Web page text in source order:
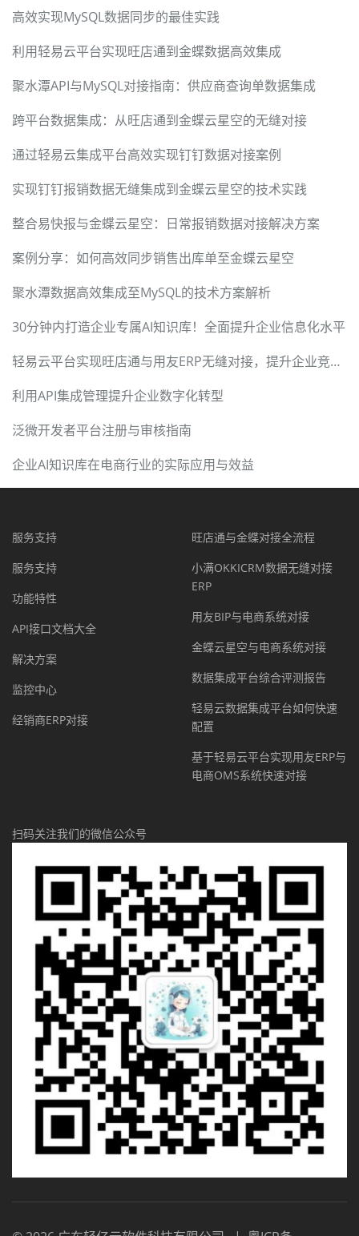
高效实现MySQL数据同步的最佳实践
利用轻易云平台实现旺店通到金蝶数据高效集成
聚水潭API与MySQL对接指南：供应商查询单数据集成
跨平台数据集成：从旺店通到金蝶云星空的无缝对接
通过轻易云集成平台高效实现钉钉数据对接案例
实现钉钉报销数据无缝集成到金蝶云星空的技术实践
整合易快报与金蝶云星空：日常报销数据对接解决方案
案例分享：如何高效同步销售出库单至金蝶云星空
聚水潭数据高效集成至MySQL的技术方案解析
30分钟内打造企业专属AI知识库！全面提升企业信息化水平
轻易云平台实现旺店通与用友ERP无缝对接，提升企业竞争力
利用API集成管理提升企业数字化转型
泛微开发者平台注册与审核指南
企业AI知识库在电商行业的实际应用与效益
服务支持
服务支持
功能特性
API接口文档大全
解决方案
监控中心
经销商ERP对接
旺店通与金蝶对接全流程
小满OKKICRM数据无缝对接
ERP
用友BIP与电商系统对接
金蝶云星空与电商系统对接
数据集成平台综合评测报告
轻易云数据集成平台如何快速
配置
基于轻易云平台实现用友ERP与
电商OMS系统快速对接
扫码关注我们的微信公众号